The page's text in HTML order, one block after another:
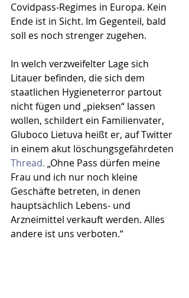
Covidpass-Regimes in Europa. Kein
Ende ist in Sicht. Im Gegenteil, bald
soll es noch strenger zugehen.
In welch verzweifelter Lage sich
Litauer befinden, die sich dem
staatlichen Hygieneterror partout
nicht fügen und „pieksen“ lassen
wollen, schildert ein Familienvater,
Gluboco Lietuva heißt er, auf Twitter
in einem akut löschungsgefährdeten
Thread. „Ohne Pass dürfen meine
Frau und ich nur noch kleine
Geschäfte betreten, in denen
hauptsächlich Lebens- und
Arzneimittel verkauft werden. Alles
andere ist uns verboten.“